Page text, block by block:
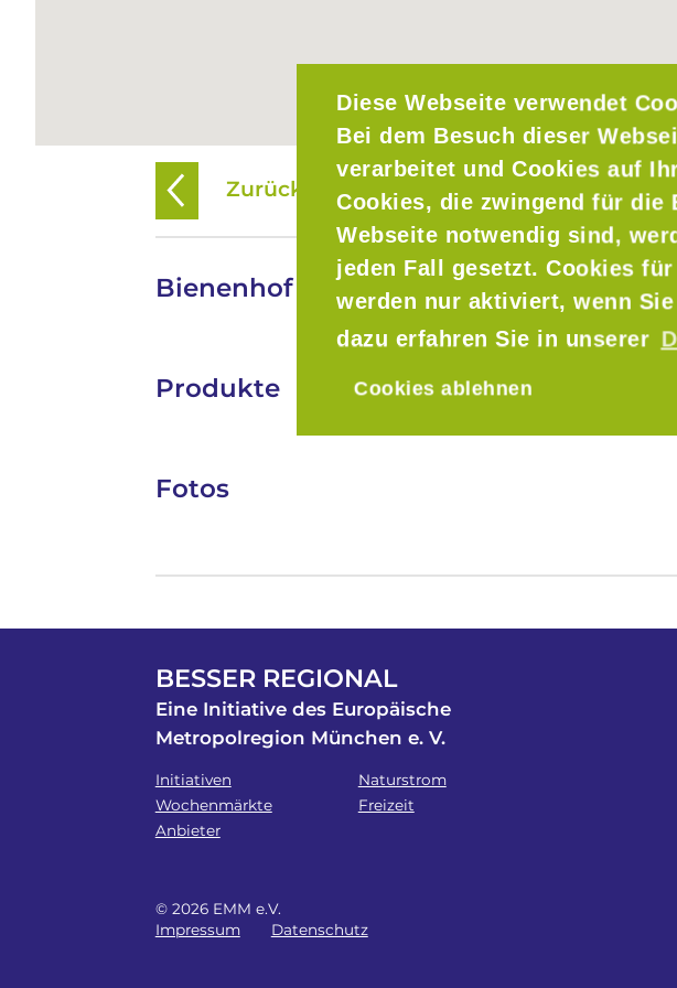
Diese Webseite verwendet
Bei dem Besuch dieser
verarbeitet und Cookies auf
Cookies, die zwingend für
Webseite notwendig sind,
jeden Fall gesetzt. Cookies
werden nur aktiviert, wenn
dazu erfahren Sie in unserer
Cookies ablehnen
Zurück zur Übersicht
Bienenhof Pausch
Produkte
Fotos
BESSER REGIONAL
Eine Initiative des Europäische
Metropolregion München e. V.
Initiativen
Wochenmärkte
Anbieter
Naturstrom
Freizeit
© 2026 EMM e.V.
Impressum
Datenschutz